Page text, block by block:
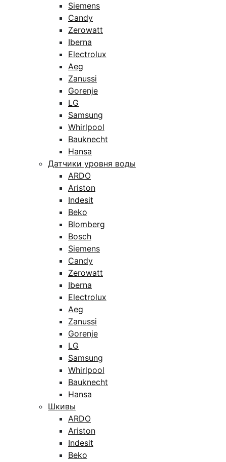
Siemens
Candy
Zerowatt
Iberna
Electrolux
Aeg
Zanussi
Gorenje
LG
Samsung
Whirlpool
Bauknecht
Hansa
Датчики уровня воды
ARDO
Ariston
Indesit
Beko
Blomberg
Bosch
Siemens
Candy
Zerowatt
Iberna
Electrolux
Aeg
Zanussi
Gorenje
LG
Samsung
Whirlpool
Bauknecht
Hansa
Шкивы
ARDO
Ariston
Indesit
Beko